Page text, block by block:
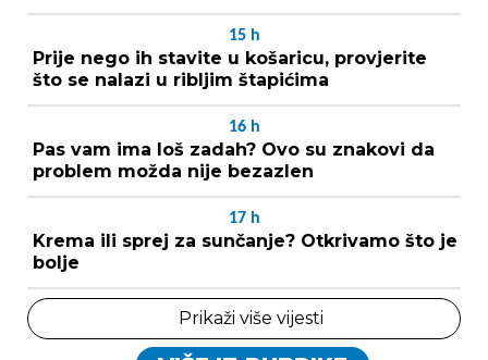
15 h
Prije nego ih stavite u košaricu, provjerite
što se nalazi u ribljim štapićima
16 h
Pas vam ima loš zadah? Ovo su znakovi da
problem možda nije bezazlen
17 h
Krema ili sprej za sunčanje? Otkrivamo što je
bolje
Prikaži više vijesti